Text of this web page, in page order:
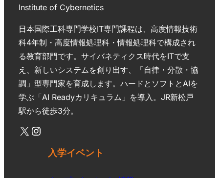
Institute of Cybernetics
日本国際工科専門学校IT専門課程は、高度情報技術
科4年制・高度情報処理科・情報処理科で構成され
る教育部門です。サイバネティクス時代をITで支
え、新しいシステムを創り出す、「自律・分散・協
調」型専門家を育成します。ハードとソフトとAIを
学ぶ「AI Readyカリキュラム」を導入。JR新松戸
駅から徒歩3分。
入学イベント